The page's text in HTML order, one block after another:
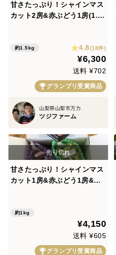
甘さたっぷり！シャインマス
カット2房&赤ぶどう1房(1.5
約1.5kg 4.8(18件)
¥6,300
送料 ¥702
グランプリ受賞商品
山梨県山梨市万力
ツジファーム
甘さたっぷり！シャインマス
カット1房&赤ぶどう1房&お
約1kg
¥4,150
送料 ¥605
グランプリ受賞商品